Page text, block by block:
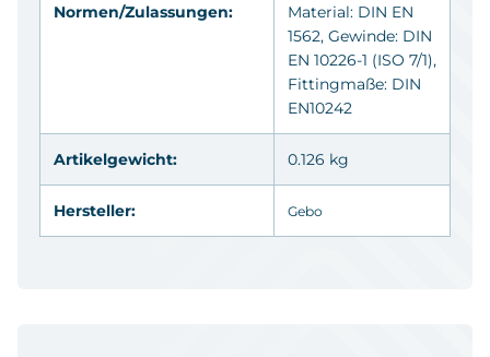
Normen/Zulassungen:
Material: DIN EN
1562, Gewinde: DIN
EN 10226-1 (ISO 7/1),
Fittingmaße: DIN
EN10242
Artikelgewicht: 0.126 kg
Hersteller: Gebo